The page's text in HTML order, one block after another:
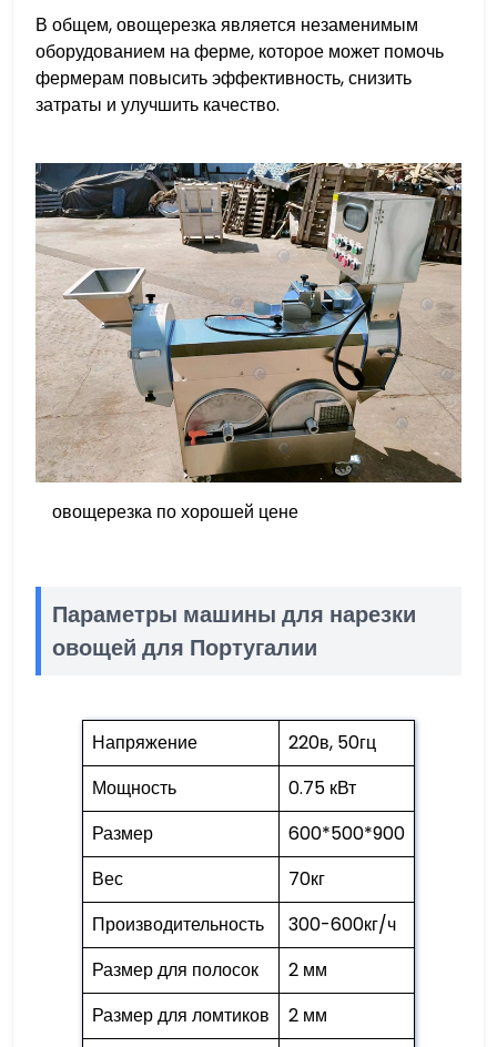
В общем, овощерезка является незаменимым
оборудованием на ферме, которое может помочь
фермерам повысить эффективность, снизить
затраты и улучшить качество.
овощерезка по хорошей цене
Параметры машины для нарезки
овощей для Португалии
Напряжение
220в, 50гц
Мощность
0.75 кВт
Размер
600*500*900
Вес
70кг
Производительность
300-600кг/ч
Размер для полосок
2 мм
Размер для ломтиков
2 мм